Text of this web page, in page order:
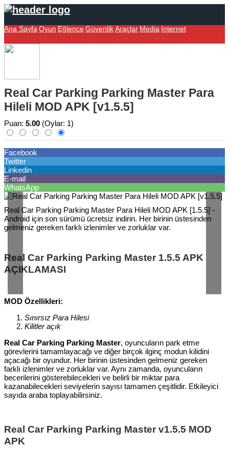
Ana Sayfa Oyun EğlenceGüvenlikAraçlar Media Internet
Real Car Parking Parking Master Para
Hileli MOD APK [v1.5.5]
Puan: 5.00 (Oylar: 1)
Facebook
Twitter
Linkedin
E-mail
WhatsApp
Real Car Parking Parking Master Para Hileli MOD APK [1.5.5] -
Android için son sürümü ücretsiz indirin. Her birinin üstesinden
gelmeniz gereken farklı izlenimler ve zorluklar var.
Real Car Parking Parking Master 1.5.5 APK
AÇIKLAMASI
MOD Özellikleri:
Sınırsız Para Hilesi
Kilitler açık
Real Car Parking Parking Master, oyuncuların park etme
görevlerini tamamlayacağı ve diğer birçok ilginç modun kilidini
açacağı bir oyundur. Her birinin üstesinden gelmeniz gereken
farklı izlenimler ve zorluklar var. Aynı zamanda, oyuncuların
becerilerini gösterebilecekleri ve belirli bir miktar para
kazanabilecekleri seviyelerin sayısı tamamen çeşitlidir. Etkileyici
sayıda araba toplayabilirsiniz.
Real Car Parking Parking Master v1.5.5 MOD
APK